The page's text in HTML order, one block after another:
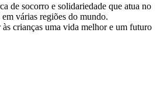
de socorro e solidariedade que atua no
várias regiões do mundo.
às crianças uma vida melhor e um futuro